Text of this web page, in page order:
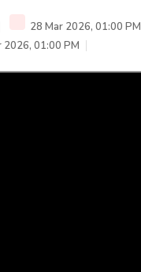
28 Mar 2026, 01:00 PM
2026, 01:00 PM